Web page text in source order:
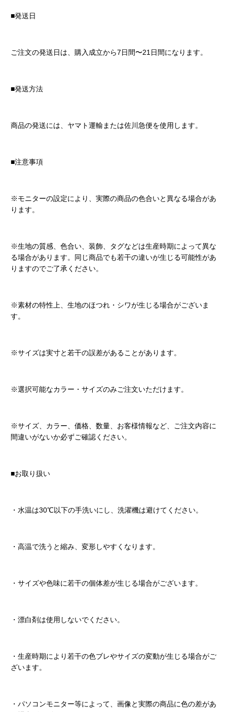
■発送日
ご注文の発送日は、購入成立から7日間〜21日間になります。
■発送方法
商品の発送には、ヤマト運輸または佐川急便を使用します。
■注意事項
※モニターの設定により、実際の商品の色合いと異なる場合があ
ります。
※生地の質感、色合い、装飾、タグなどは生産時期によって異な
る場合があります。同じ商品でも若干の違いが生じる可能性があ
りますのでご了承ください。
※素材の特性上、生地のほつれ・シワが生じる場合がございま
す。
※サイズは実寸と若干の誤差があることがあります。
※選択可能なカラー・サイズのみご注文いただけます。
※サイズ、カラー、価格、数量、お客様情報など、ご注文内容に
間違いがないか必ずご確認ください。
■お取り扱い
・水温は30℃以下の手洗いにし、洗濯機は避けてください。
・高温で洗うと縮み、変形しやすくなります。
・サイズや色味に若干の個体差が生じる場合がございます。
・漂白剤は使用しないでください。
・生産時期により若干の色ブレやサイズの変動が生じる場合がご
ざいます。
・パソコンモニター等によって、画像と実際の商品に色の差があ